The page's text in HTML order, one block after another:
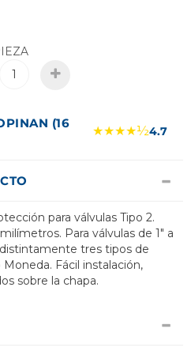
(16
★★★★½4.7
para válvulas Tipo 2.
Para válvulas de 1" a
tres tipos de
Moneda. Fácil instalación,
sobre la chapa.